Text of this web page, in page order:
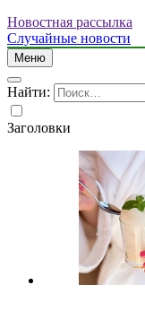
Новостная рассылка
Случайные новости
Меню
Найти:
Заголовки